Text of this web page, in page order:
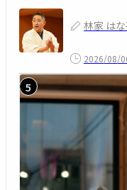
林家 は
2026/08/